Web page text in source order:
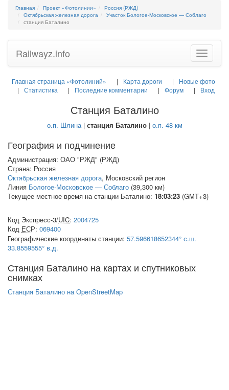
Главная Проект «Фотолинии»
Россия (РЖД)
Октябрьская железная дорога
Участок Бологое-Московское — Соблаго
станция Баталино
Toggle
Railwayz.info
Главная страница «Фотолиний» Карта дороги
Новые фото
Статистика
Последние комментарии Форум Вход
Станция Баталино
о.п. Шлина| станция Баталино| о.п. 48 км
География и подчинение
Администрация: ОАО "РЖД" (РЖД)
Страна: Россия
Октябрьская железная дорога, Московский регион
Линия Бологое-Московское — Соблаго (39,300 км)
Текущее местное время на станции Баталино: 18:03:23 (GMT+3)
Код Экспресс-3/UIC: 2004725
Код ЕСР: 069400
Географические координаты станции: 57.596618652344° с.ш.
33.8559555° в.д.
Станция Баталино на картах и спутниковых
снимках
Станция Баталино на OpenStreetMap